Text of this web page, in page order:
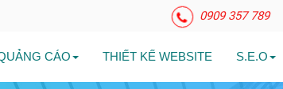
0909 357 789
CÁO THIẾT KẾ WEBSITE S.E.O